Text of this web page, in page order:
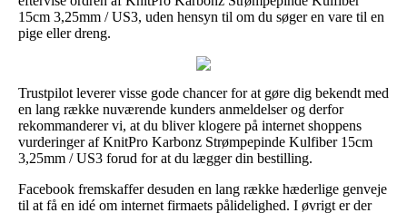
15cm 3,25mm / US3, uden hensyn til om du søger en vare til en
pige eller dreng.
Trustpilot leverer visse gode chancer for at gøre dig bekendt med
en lang række nuværende kunders anmeldelser og derfor
rekommanderer vi, at du bliver klogere på internet shoppens
vurderinger af KnitPro Karbonz Strømpepinde Kulfiber 15cm
3,25mm / US3 forud for at du lægger din bestilling.
Facebook fremskaffer desuden en lang række hæderlige genveje
til at få en idé om internet firmaets pålidelighed. I øvrigt er der